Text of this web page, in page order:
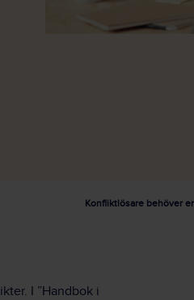
Konfliktlösare behöver
I ”Handbok i